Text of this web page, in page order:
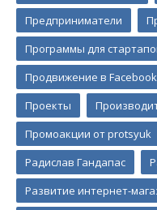
Предприниматели
Программы для
Продвижение в Facebook
Проекты
Промоакции от protsyuk
Радислав Гандапас
Развитие интернет-